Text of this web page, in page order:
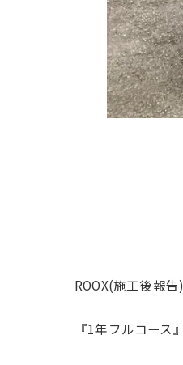
ROOX(施工後報告)
『1年フルコース』